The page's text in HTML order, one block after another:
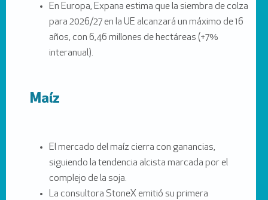
En Europa, Expana estima que la siembra de colza
para 2026/27 en la UE alcanzará un máximo de 16
años, con 6,46 millones de hectáreas (+7%
interanual).
Maíz
El mercado del maíz cierra con ganancias,
siguiendo la tendencia alcista marcada por el
complejo de la soja.
La consultora StoneX emitió su primera